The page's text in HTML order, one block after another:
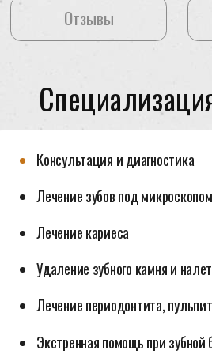
(поливошпатные, из дисиликата лития, emax,
на рефракторе)
Образование
2020г.
университет (Стоматология)
«Успешная эндодонтия»
Повышение квалификации